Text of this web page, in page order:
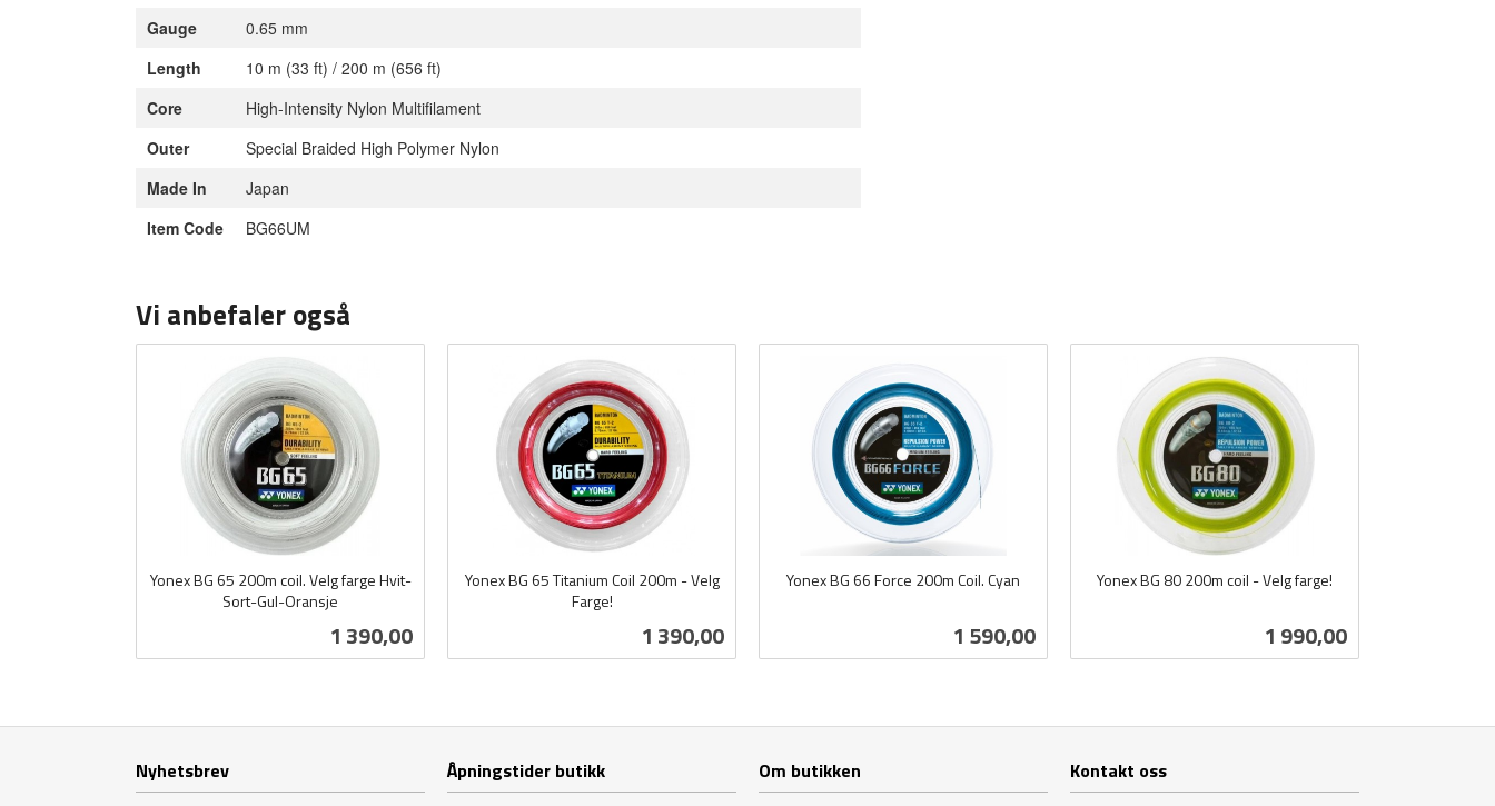
Gauge
0.65 mm
Length
10 m (33 ft) / 200 m (656 ft)
Core
High-Intensity Nylon Multifilament
Outer
Special Braided High Polymer Nylon
Made In
Japan
Item Code
BG66UM
Vi anbefaler også
Yonex BG 65 200m coil. Velg farge Hvit-
Sort-Gul-Oransje
Pris
1 390,00
Yonex BG 65 Titanium Coil 200m - Velg
Farge!
Pris
1 390,00
Yonex BG 66 Force 200m Coil. Cyan
Pris
1 590,00
Yonex BG 80 200m coil - Velg farge!
Pris
1 990,00
Nyhetsbrev Åpningstider butikk Om butikken Kontakt oss